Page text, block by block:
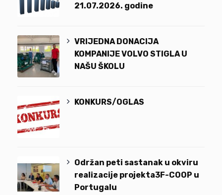
21.07.2026. godine
VRIJEDNA DONACIJA
KOMPANIJE VOLVO STIGLA U
NAŠU ŠKOLU
KONKURS/OGLAS
Održan peti sastanak u okviru
realizacije projekta3F-COOP u
Portugalu